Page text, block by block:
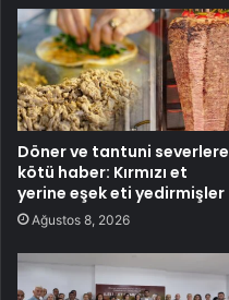
Döner ve tantuni severlere
kötü haber: Kırmızı et
yerine eşek eti yedirmişler
Ağustos 8, 2026